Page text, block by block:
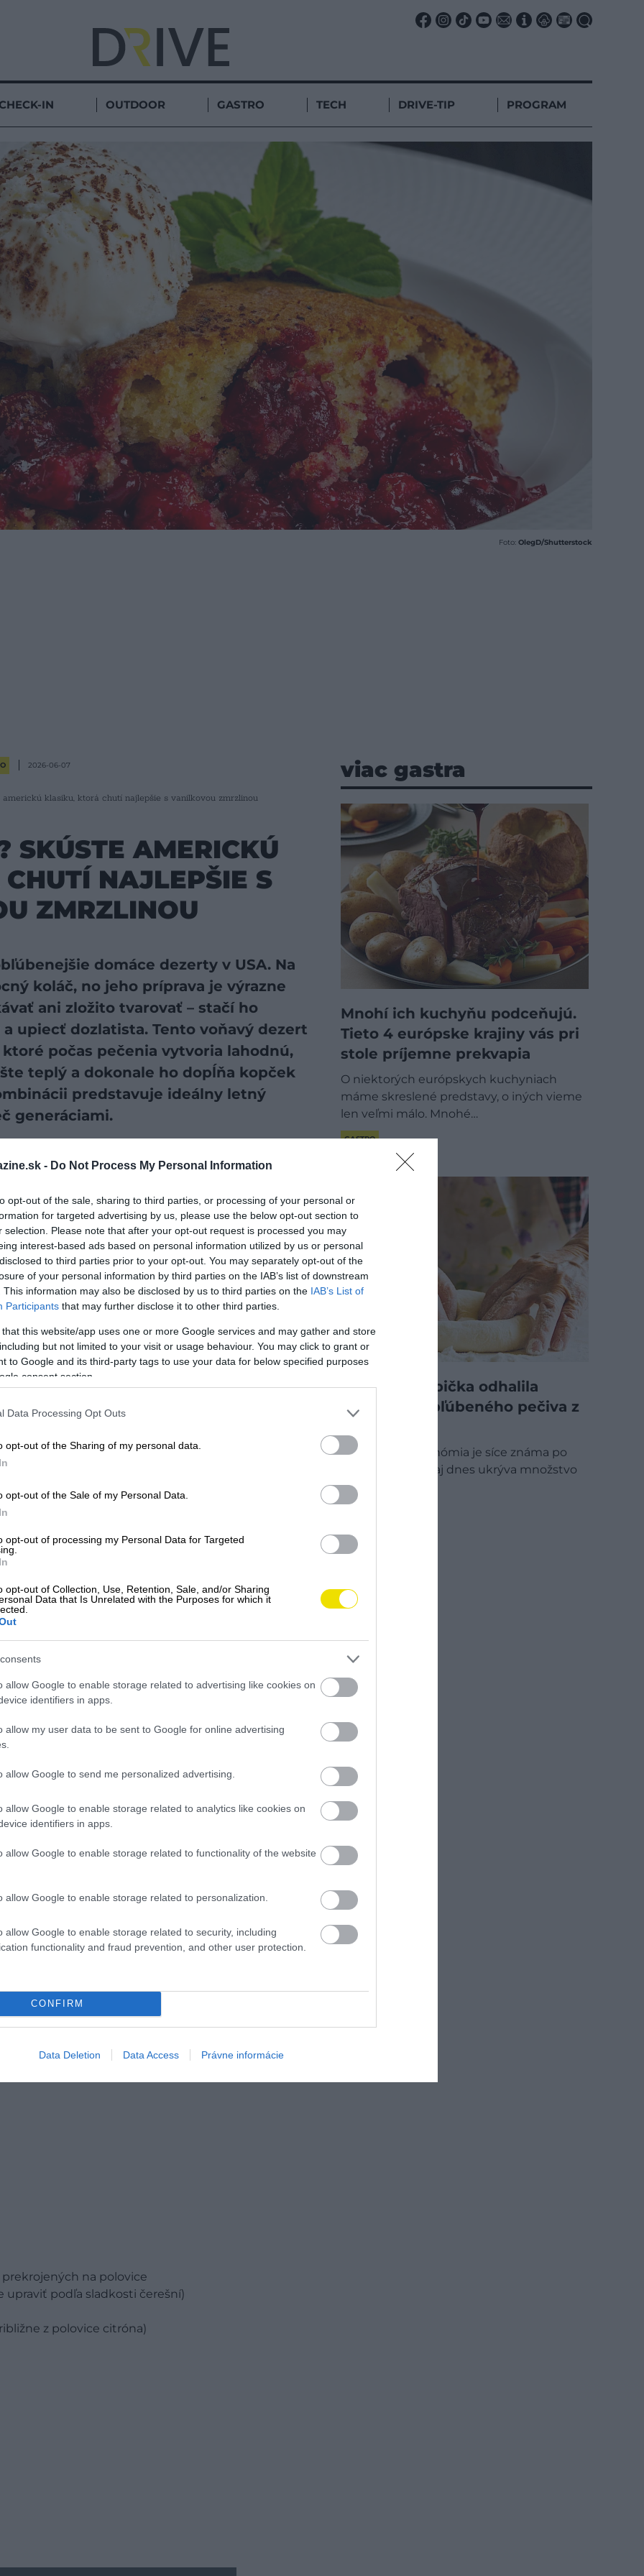
- Do Not Process My Personal Information
opt-out of the sale, sharing to third parties, or processing of your personal or
for targeted advertising by us, please use the below opt-out section to
selection. Please note that after your opt-out request is processed you may
interest-based ads based on personal information utilized by us or personal
to third parties prior to your opt-out. You may separately opt-out of the
of your personal information by third parties on the IAB’s list of downstream
This information may also be disclosed by us to third parties on the IAB’s List of
Participants that may further disclose it to other third parties.
that this website/app uses one or more Google services and may gather and store
but not limited to your visit or usage behaviour. You may click to grant or
to Google and its third-party tags to use your data for below specified purposes
consent section.
Data Processing Opt Outs
opt-out of the Sharing of my personal data.
opt-out of the Sale of my Personal Data.
opt-out of processing my Personal Data for Targeted
opt-out of Collection, Use, Retention, Sale, and/or Sharing
Data that Is Unrelated with the Purposes for which it
allow Google to enable storage related to advertising like cookies on
identifiers in apps.
allow my user data to be sent to Google for online advertising
allow Google to send me personalized advertising.
allow Google to enable storage related to analytics like cookies on
identifiers in apps.
allow Google to enable storage related to functionality of the website
allow Google to enable storage related to personalization.
allow Google to enable storage related to security, including
functionality and fraud prevention, and other user protection.
CONFIRM
Data Deletion Data Access Právne informácie
IN OUTDOOR GASTRO TECH DRIVE-TIP PROGRAM
Foto: OlegD/Shutterstock
2026-06-07
americkú klasiku, ktorá chutí najlepšie s vanilkovou zmrzlinou
SKÚSTE AMERICKÚ
NAJLEPŠIE S
ZMRZLINOU
domáce dezerty v USA. Na
koláč, no jeho príprava je výrazne
ani zložito tvarovať – stačí ho
upiecť dozlatista. Tento voňavý dezert
počas pečenia vytvoria lahodnú,
teplý a dokonale ho dopĺňa kopček
predstavuje ideálny letný
generáciami.
zdroj vo Vyhľadávaní Google!
Severnej Amerike. Osadníci si chceli pripravovať
museli sa prispôsobiť miestnym podmienkam.
dostupné ovocie.Čerešne preto často varili v hrnci
následne piekli nad otvoreným ohňom.
sa z miestneho ovocia, jednoduchých surovín
regiónochSpojených štátovvyvinuli jeho
na rodinných oslavách a sviatočných obedoch,
často podával na letných piknikoch a rodinných
Popri čerstvom ovocí sa začali používať
na mnohých miestach nahradili hotové
čerešní a domáceho cesta
podobu.
na polovice
upraviť podľa sladkosti čerešní)
z polovice citróna)
viac gastra
Mnohí ich kuchyňu podceňujú.
Tieto 4 európske krajiny vás pri
stole príjemne prekvapia
O niektorých európskych kuchyniach
máme skreslené predstavy, o iných vieme
len veľmi málo. Mnohé…
GASTRO
Talianska babička odhalila
tajomstvo obľúbeného pečiva z
Talianska gastronómia je síce známa po
celom svete, no aj dnes ukrýva množstvo
regionálnych…